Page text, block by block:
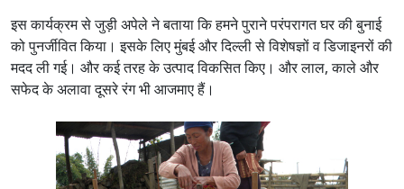
इस कार्यक्रम से जुड़ी अपेले ने बताया कि हमने पुराने परंपरागत घर की बुनाई
को पुनर्जीवित किया। इसके लिए मुंबई और दिल्ली से विशेषज्ञों व डिजाइनरों की
मदद ली गई। और कई तरह के उत्पाद विकसित किए। और लाल, काले और
सफेद के अलावा दूसरे रंग भी आजमाए हैं।